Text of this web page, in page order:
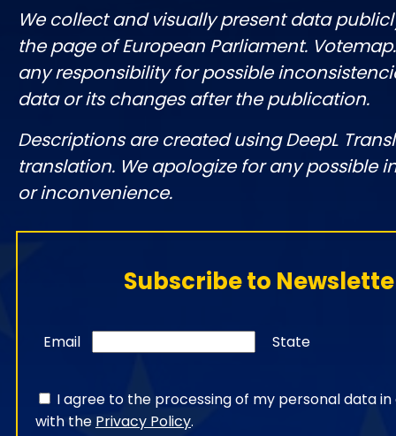
We collect and visually present data
the page of European Parliament.
any responsibility for possible
data or its changes after the publication.
Descriptions are created using DeepL
translation. We apologize for any possible
or inconvenience.
Subscribe to
Email State
I agree to the processing of my personal data
with the Privacy Policy.